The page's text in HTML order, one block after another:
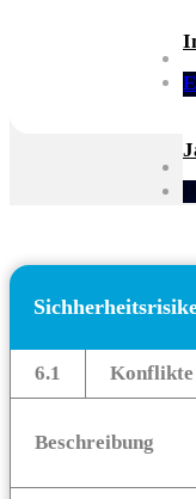
6.1 Konflikte
Beschreibung